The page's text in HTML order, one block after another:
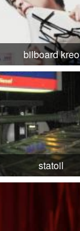
bilboard kreo
statoil